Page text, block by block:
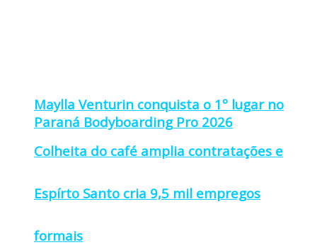
Colheita do café amplia contratações e
Espírto Santo cria 9,5 mil empregos
formais
Maylla Venturin conquista o 1º lugar no
Paraná Bodyboarding Pro 2026